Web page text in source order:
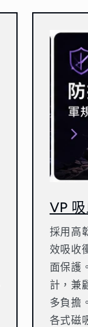
VP
採用高
效吸收
面保護
計，兼
多負擔
各式磁